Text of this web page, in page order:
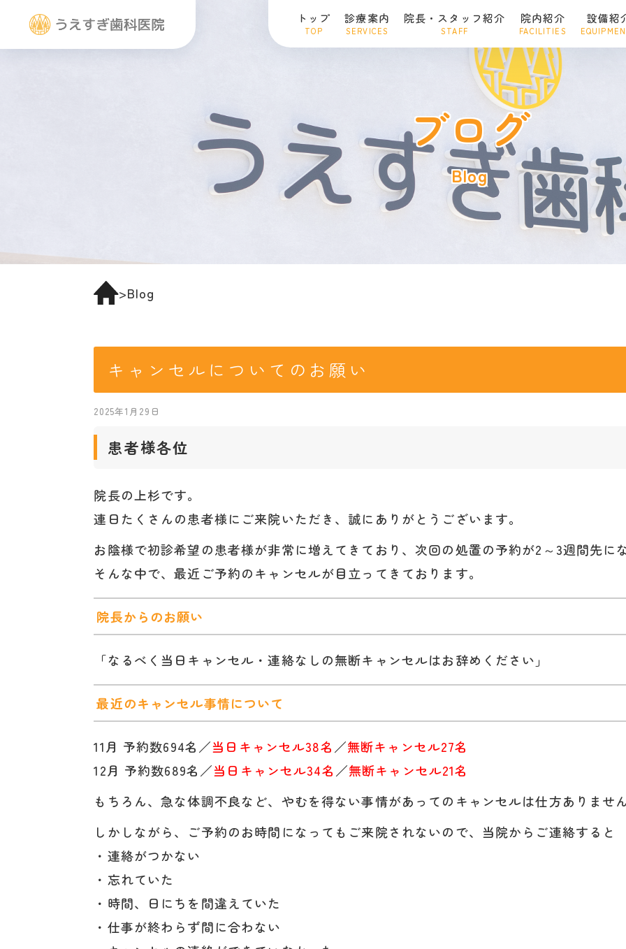
ブログ
Blog
>Blog
キャンセルについてのお願い
2025年1月29日
患者様各位
院長の上杉です。
連日たくさんの患者様にご来院いただき、誠にありがとうございます。
お陰様で初診希望の患者様が非常に増えてきており、次回の処置の予約が2～3週間先に
そんな中で、最近ご予約のキャンセルが目立ってきております。
院長からのお願い
「なるべく当日キャンセル・連絡なしの無断キャンセルはお辞めください」
最近のキャンセル事情について
11月 予約数694名／当日キャンセル38名 ／無断キャンセル27名
12月 予約数689名／当日キャンセル34名 ／無断キャンセル21名
もちろん、急な体調不良など、やむを得ない事情があってのキャンセルは仕方ありませ
しかしながら、ご予約のお時間になってもご来院されないので、当院からご連絡すると
・連絡がつかない
・忘れていた
・時間、日にちを間違えていた
・仕事が終わらず間に合わない
トップ
TOP
診療案内
SERVICES
院長・スタッフ紹介
STAFF
院内紹介
FACILITIES
設備紹